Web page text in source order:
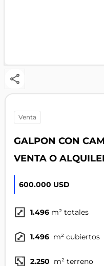
venta
GALPON CON
VENTA O
600.000 USD
1.496 m² totales
1.496 m² cubiertos
2.250 m² terreno